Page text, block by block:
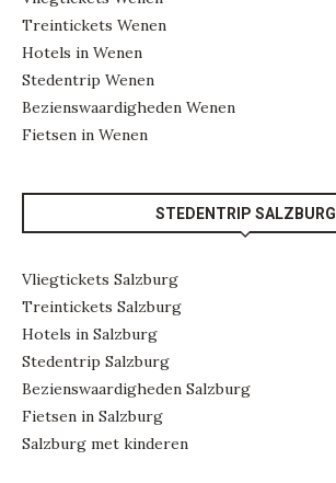
Treintickets Wenen
Hotels in Wenen
Stedentrip Wenen
Bezienswaardigheden Wenen
Fietsen in Wenen
STEDENTRIP SALZBURG
Vliegtickets Salzburg
Treintickets Salzburg
Hotels in Salzburg
Stedentrip Salzburg
Bezienswaardigheden Salzburg
Fietsen in Salzburg
Salzburg met kinderen